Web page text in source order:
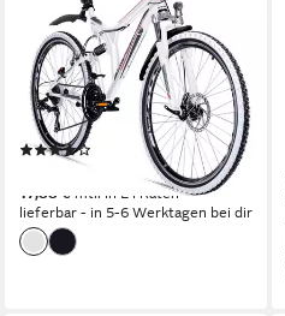
geeignet ab 160 cm, Damen,
Herren
48 cm Rahmenhöhe
21 Gänge
100 kg Zul. Gesamtgewicht
17,88 € mtl. in 24 Raten
lieferbar - in 5-6 Werktagen bei dir